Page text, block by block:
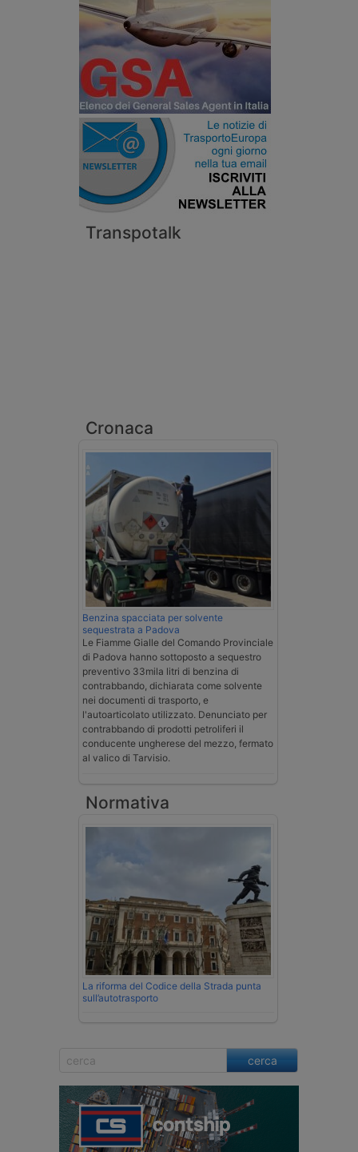
Transpotalk
Cronaca
Benzina spacciata per solvente
sequestrata a Padova
Le Fiamme Gialle del Comando Provinciale
di Padova hanno sottoposto a sequestro
preventivo 33mila litri di benzina di
contrabbando, dichiarata come solvente
nei documenti di trasporto, e
l'autoarticolato utilizzato. Denunciato per
contrabbando di prodotti petroliferi il
conducente ungherese del mezzo, fermato
al valico di Tarvisio.
Normativa
La riforma del Codice della Strada punta
sull’autotrasporto
cerca